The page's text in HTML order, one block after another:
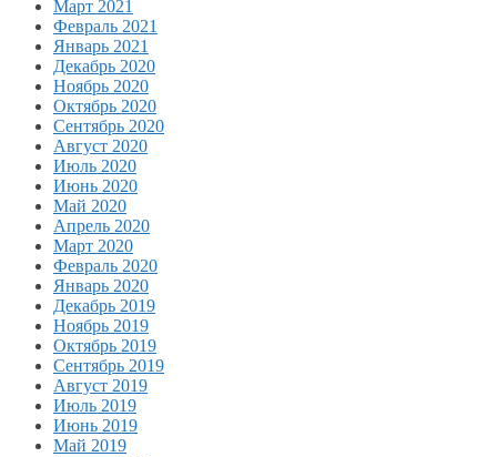
Март 2021
Февраль 2021
Январь 2021
Декабрь 2020
Ноябрь 2020
Октябрь 2020
Сентябрь 2020
Август 2020
Июль 2020
Июнь 2020
Май 2020
Апрель 2020
Март 2020
Февраль 2020
Январь 2020
Декабрь 2019
Ноябрь 2019
Октябрь 2019
Сентябрь 2019
Август 2019
Июль 2019
Июнь 2019
Май 2019